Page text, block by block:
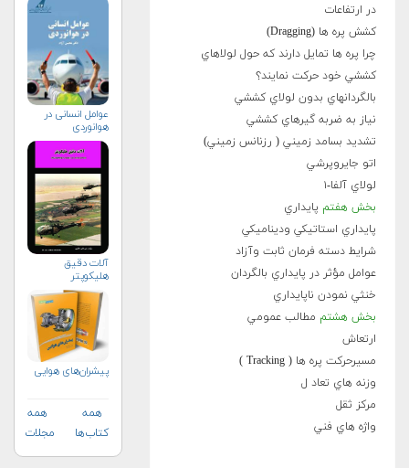
در ارتفاعات
کشش پره ها (Dragging)
چرا پره ها تمايل دارند که حول لولاهاي
کششي خود حرکت نمايند؟
بالگردانهاي بدون لولاي کششي
نياز به ضربه گيرهاي کششي
تشديد بسامد زميني ( رزنانس زميني)
اتو جايروپرشي
لولاي آلفا-۱
بخش هفتم پايداري
پايداري استاتيكي وديناميكي
شرايط دسته فرمان ثابت وآزاد
عوامل مؤثر در پايداري بالگردان
خنثي نمودن ناپايداري
بخش هشتم مطالب عمومي
ارتعاش
مسيرحرکت پره ها ( Tracking )
وزنه هاي تعاد ل
مرکز ثقل
واژه هاي فني
عوامل انسانی در
هوانوردی
آلات دقيق
هليكوپتر
پیشران‌های هوایی
همه
کتاب‌ها
همه
مجلات